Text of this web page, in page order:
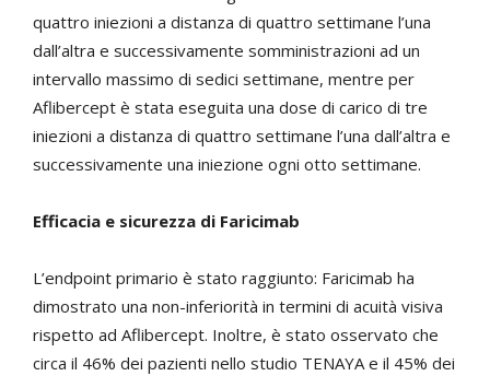
quattro iniezioni a distanza di quattro settimane l’una
dall’altra e successivamente somministrazioni ad un
intervallo massimo di sedici settimane, mentre per
Aflibercept è stata eseguita una dose di carico di tre
iniezioni a distanza di quattro settimane l’una dall’altra e
successivamente una iniezione ogni otto settimane.
Efficacia e sicurezza di Faricimab
L’endpoint primario è stato raggiunto: Faricimab ha
dimostrato una non-inferiorità in termini di acuità visiva
rispetto ad Aflibercept. Inoltre, è stato osservato che
circa il 46% dei pazienti nello studio TENAYA e il 45% dei